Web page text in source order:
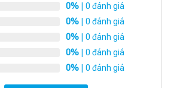
0% | 0 đánh giá
0% | 0 đánh giá
0% | 0 đánh giá
0% | 0 đánh giá
0% | 0 đánh giá